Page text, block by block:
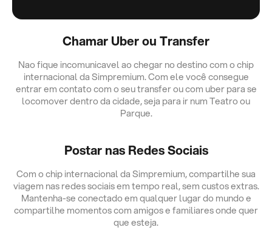
Chamar Uber ou Transfer
Nao fique incomunicavel ao chegar no destino com o chip
internacional da Simpremium. Com ele você consegue
entrar em contato com o seu transfer ou com uber para se
locomover dentro da cidade, seja para ir num Teatro ou
Parque.
Postar nas Redes Sociais
Com o chip internacional da Simpremium, compartilhe sua
viagem nas redes sociais em tempo real, sem custos extras.
Mantenha-se conectado em qualquer lugar do mundo e
compartilhe momentos com amigos e familiares onde quer
que esteja.